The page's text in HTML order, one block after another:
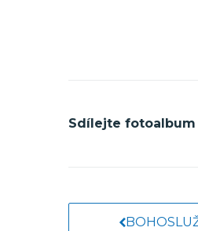
Sdílejte